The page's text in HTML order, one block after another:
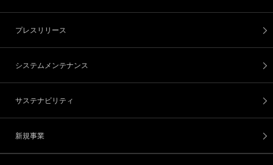
プレスリリース
システムメンテナンス
サステナビリティ
新規事業